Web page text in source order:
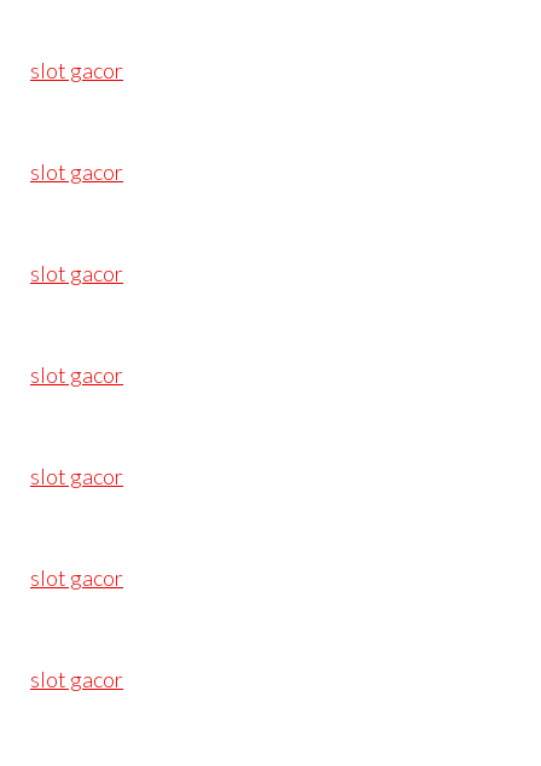
slot gacor
slot gacor
slot gacor
slot gacor
slot gacor
slot gacor
slot gacor